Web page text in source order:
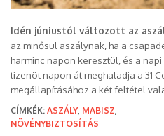
Idén júniustól változott az
az minősül aszálynak, ha a
harminc napon keresztül, és a
tizenöt napon át meghaladja a 31
megállapításához a két feltétel
CÍMKÉK: ASZÁLY, MABISZ
NÖVÉNYBIZTOSÍTÁS